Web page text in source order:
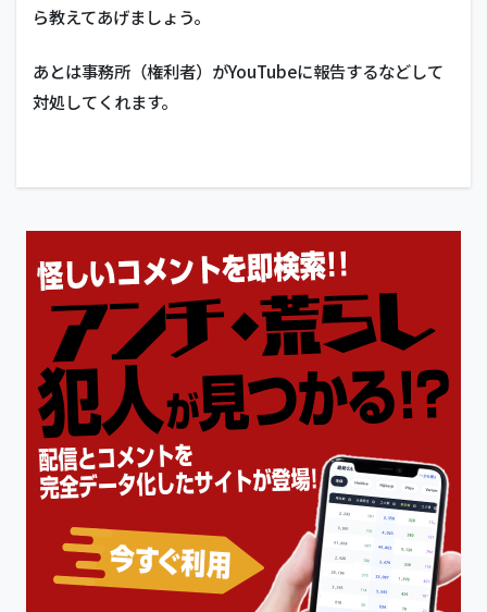
ら教えてあげましょう。
あとは事務所（権利者）がYouTubeに報告するなどして
対処してくれます。